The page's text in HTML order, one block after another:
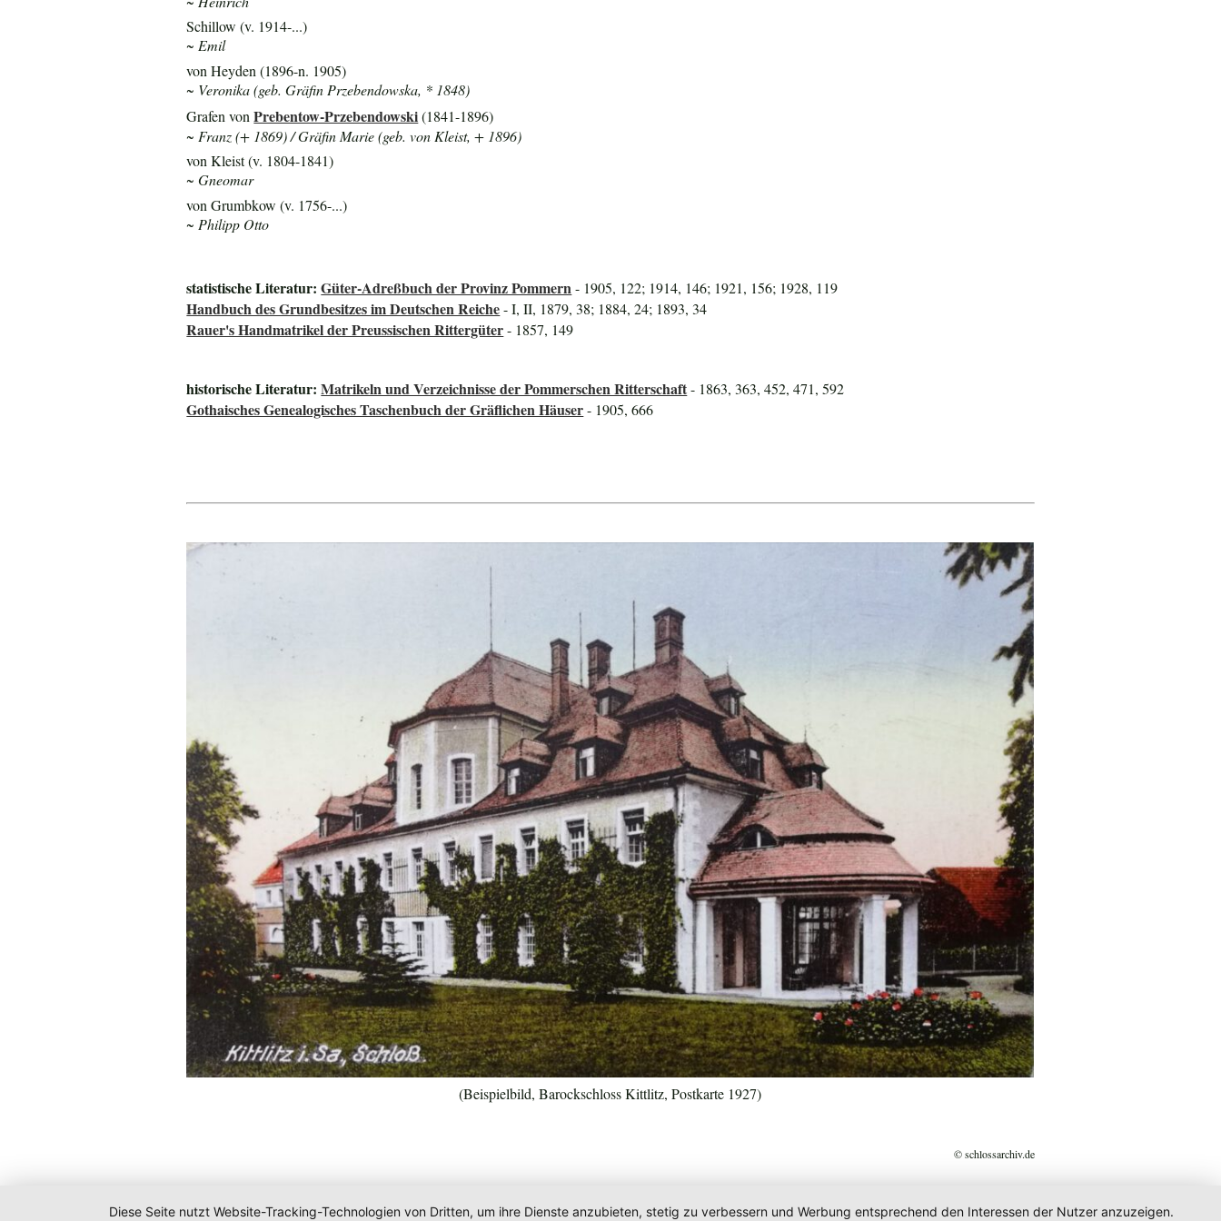
Schillow (v. 1914-...)
~ Emil
von Heyden (1896-n. 1905)
~ Veronika (geb. Gräfin Przebendowska, * 1848)
Grafen vonPrebentow-Przebendowski(1841-1896)
~ Franz (+ 1869) / Gräfin Marie (geb. von Kleist, + 1896)
von Kleist (v. 1804-1841)
~ Gneomar
von Grumbkow (v. 1756-...)
~ Philipp Otto
statistische Literatur:Güter-Adreßbuch der Provinz Pommern- 1905, 122; 1914, 146; 1921, 156; 1928, 119
Handbuch des Grundbesitzes im Deutschen Reiche- I, II, 1879, 38; 1884, 24; 1893, 34
Rauer's Handmatrikel der Preussischen Rittergüter- 1857, 149
historische Literatur:Matrikeln und Verzeichnisse der Pommerschen Ritterschaft- 1863, 363, 452, 471, 592
Gothaisches Genealogisches Taschenbuch der Gräflichen Häuser- 1905, 666
(Beispielbild, Barockschloss Kittlitz, Postkarte 1927)
© schlossarchiv.de
Diese Seite nutzt Website-Tracking-Technologien von Dritten, um ihre Dienste anzubieten, stetig zu verbessern und Werbung entsprechend den Interessen der Nutzer anzuzeigen.